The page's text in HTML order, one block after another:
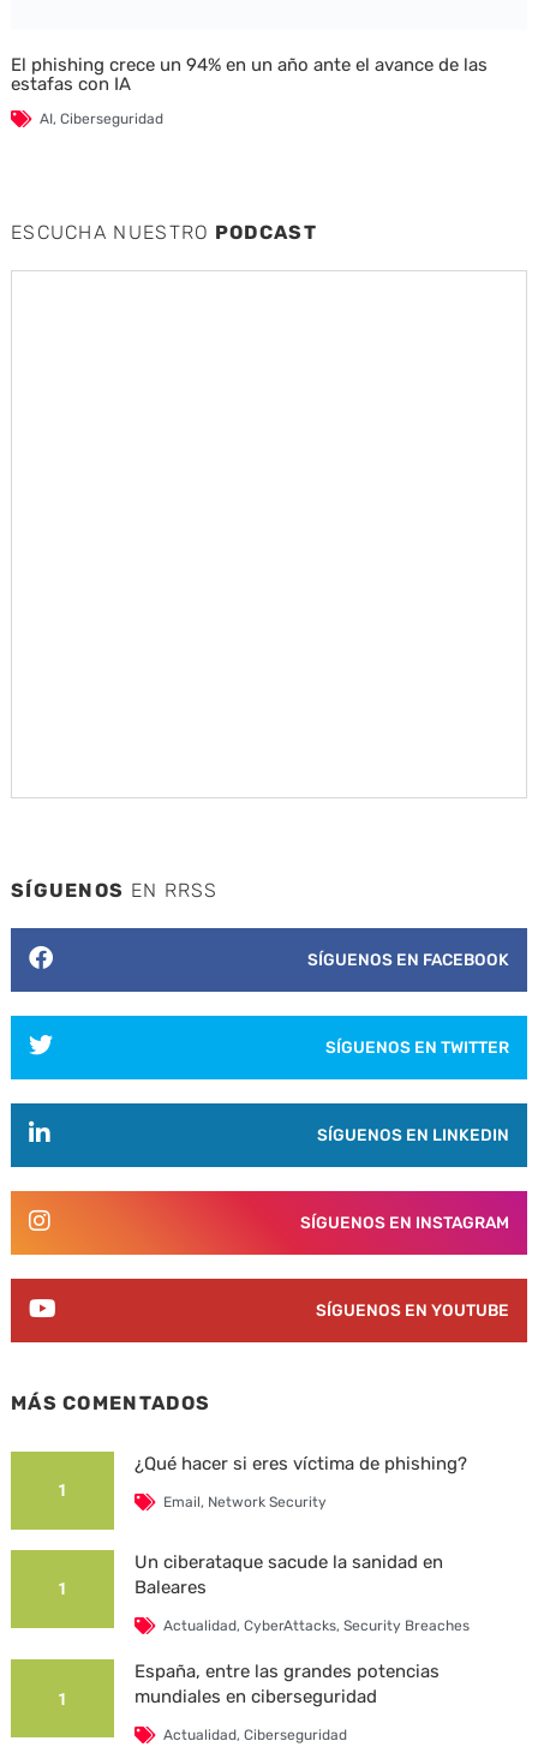
El phishing crece un 94% en un año ante el avance de las
estafas con IA
AI, Ciberseguridad
ESCUCHA NUESTRO PODCAST
SÍGUENOS EN RRSS
SÍGUENOS EN FACEBOOK
SÍGUENOS EN TWITTER
SÍGUENOS EN LINKEDIN
SÍGUENOS EN INSTAGRAM
SÍGUENOS EN YOUTUBE
MÁS COMENTADOS
1
¿Qué hacer si eres víctima de phishing?
Email, Network Security
1
Un ciberataque sacude la sanidad en
Baleares
Actualidad,CyberAttacks,Security Breaches
1
España, entre las grandes potencias
mundiales en ciberseguridad
Actualidad,Ciberseguridad